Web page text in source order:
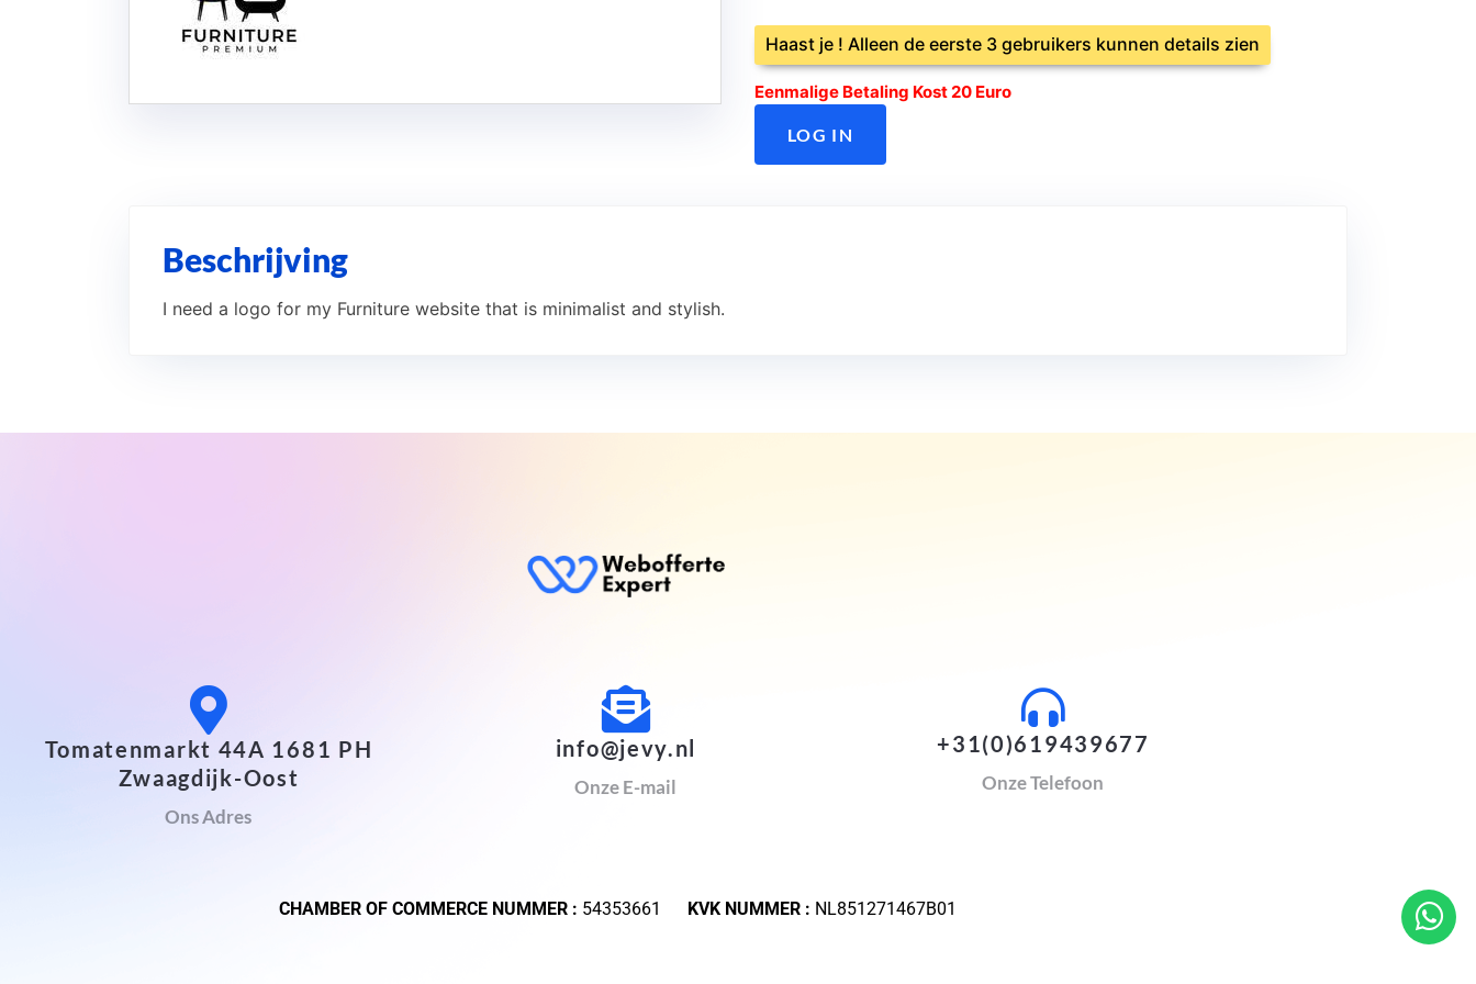
Haast je ! Alleen de eerste 3 gebruikers kunnen details zien
Eenmalige Betaling Kost 20 Euro
LOG IN
Beschrijving
I need a logo for my Furniture website that is minimalist and stylish.
Tomatenmarkt 44A 1681 PH
Zwaagdijk-Oost
Ons Adres
info@jevy.nl
Onze E-mail
+31(0)619439677
Onze Telefoon
CHAMBER OF COMMERCE NUMMER : 54353661 KVK NUMMER : NL851271467B01